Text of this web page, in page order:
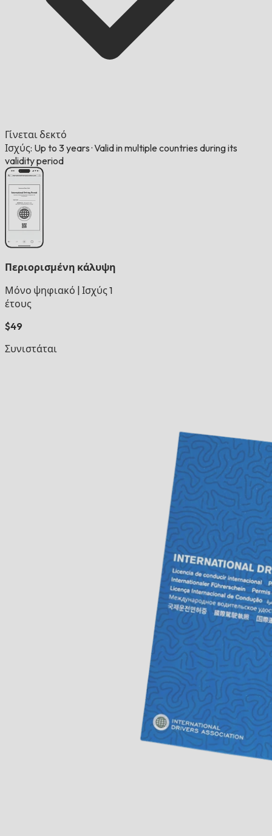
Γίνεται δεκτό
Ισχύς: Up to 3 years ·Valid in multiple countries during its
validity period
Περιορισμένη κάλυψη
Μόνο ψηφιακό Ισχύς 1
έτους
$49
Συνιστάται